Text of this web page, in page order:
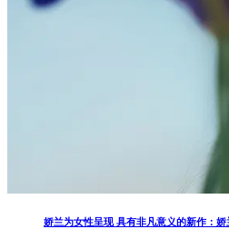
娇兰为女性呈现 具有非凡意义的新作：